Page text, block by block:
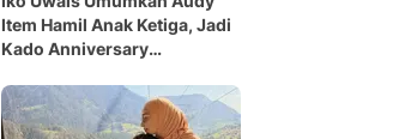
Item Hamil Anak Ketiga, Jadi
Kado Anniversary